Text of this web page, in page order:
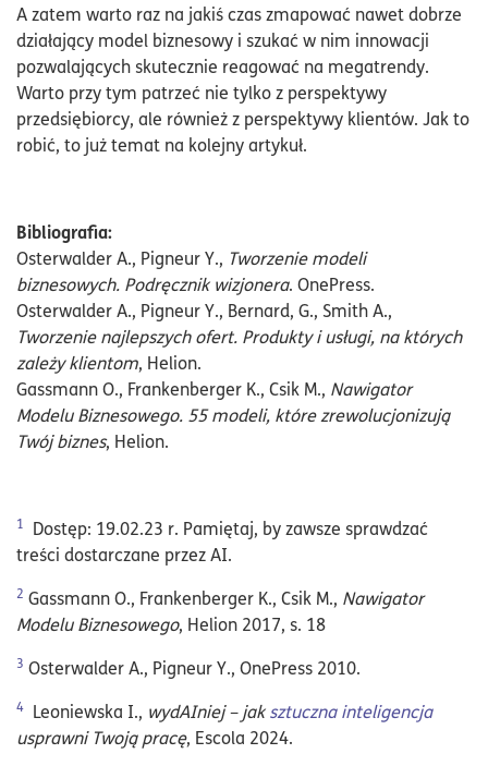
A zatem warto raz na jakiś czas zmapować nawet dobrze
działający model biznesowy i szukać w nim innowacji
pozwalających skutecznie reagować na megatrendy.
Warto przy tym patrzeć nie tylko z perspektywy
przedsiębiorcy, ale również z perspektywy klientów. Jak to
robić, to już temat na kolejny artykuł.
Bibliografia:
Osterwalder A., Pigneur Y., Tworzenie modeli
biznesowych. Podręcznik wizjonera. OnePress.
Osterwalder A., Pigneur Y., Bernard, G., Smith A.,
Tworzenie najlepszych ofert. Produkty i usługi, na których
zależy klientom, Helion.
Gassmann O., Frankenberger K., Csik M., Nawigator
Modelu Biznesowego. 55 modeli, które zrewolucjonizują
Twój biznes, Helion.
1
Dostęp: 19.02.23 r. Pamiętaj, by zawsze sprawdzać
treści dostarczane przez AI.
2 Gassmann O., Frankenberger K., Csik M., Nawigator
Modelu Biznesowego, Helion 2017, s. 18
3 Osterwalder A., Pigneur Y., OnePress 2010.
4 Leoniewska I., wydAIniej – jaksztuczna inteligencja
usprawni Twoją pracę, Escola 2024.